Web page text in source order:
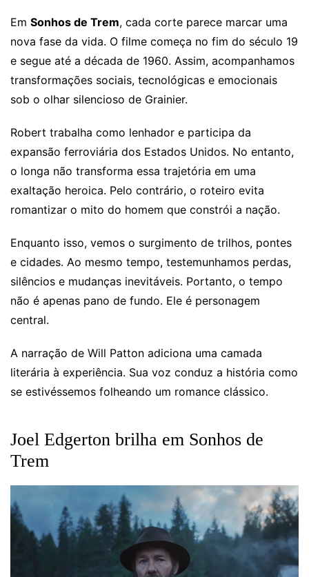
Em Sonhos de Trem, cada corte parece marcar uma
nova fase da vida. O filme começa no fim do século 19
e segue até a década de 1960. Assim, acompanhamos
transformações sociais, tecnológicas e emocionais
sob o olhar silencioso de Grainier.
Robert trabalha como lenhador e participa da
expansão ferroviária dos Estados Unidos. No entanto,
o longa não transforma essa trajetória em uma
exaltação heroica. Pelo contrário, o roteiro evita
romantizar o mito do homem que constrói a nação.
Enquanto isso, vemos o surgimento de trilhos, pontes
e cidades. Ao mesmo tempo, testemunhamos perdas,
silêncios e mudanças inevitáveis. Portanto, o tempo
não é apenas pano de fundo. Ele é personagem
central.
A narração de Will Patton adiciona uma camada
literária à experiência. Sua voz conduz a história como
se estivéssemos folheando um romance clássico.
Joel Edgerton brilha em Sonhos de
Trem